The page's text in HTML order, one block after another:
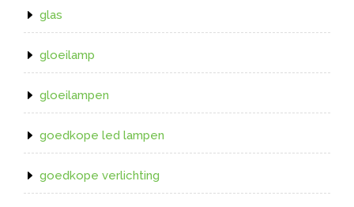
glas
gloeilamp
gloeilampen
goedkope led lampen
goedkope verlichting